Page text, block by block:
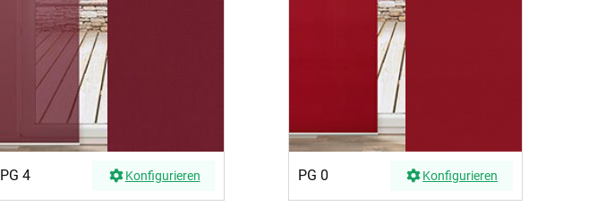
PG 4 Konfigurieren PG 0 Konfigurieren